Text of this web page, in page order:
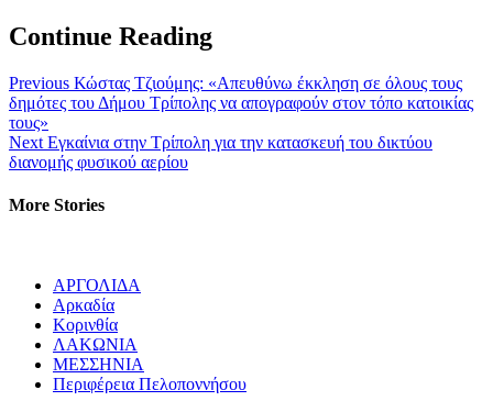
Continue Reading
Previous Κώστας Τζιούμης: «Απευθύνω έκκληση σε όλους τους
δημότες του Δήμου Τρίπολης να απογραφούν στον τόπο κατοικίας
τους»
Next Εγκαίνια στην Τρίπολη για την κατασκευή του δικτύου
διανομής φυσικού αερίου
More Stories
ΑΡΓΟΛΙΔΑ
Αρκαδία
Κορινθία
ΛΑΚΩΝΙΑ
ΜΕΣΣΗΝΙΑ
Περιφέρεια Πελοποννήσου